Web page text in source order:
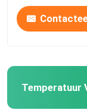
Temperatuur